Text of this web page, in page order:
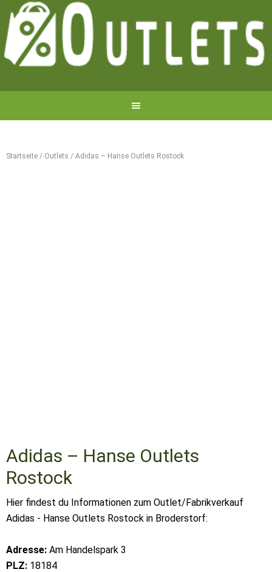
Startseite / Outlets / Adidas – Hanse Outlets Rostock
Adidas – Hanse Outlets
Rostock
Hier findest du Informationen zum Outlet/Fabrikverkauf
Adidas - Hanse Outlets Rostock in Broderstorf:
Adresse: Am Handelspark 3
PLZ: 18184